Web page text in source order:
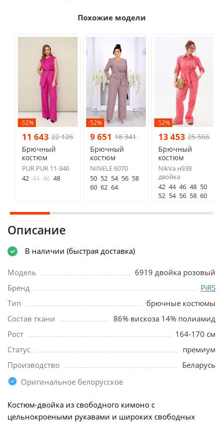
Похожие модели
-52%
11 643 22 126
Брючный
костюм
PUR PUR 11-346
42 44 46 48
-52%
9 651 18 341
Брючный
костюм
NINELE 6070
50 52 54 56 58
60 62 64
-52%
13 453 25 566
Брючный
костюм
NikVa н938
двойка
42 44 46 48 50
52 54 56 58 60
Описание
В наличии (быстрая доставка)
Модель
6919 двойка розовый
Бренд
PiRS
Тип
брючные костюмы
Состав ткани
86% вискоза 14% полиамид
Рост
164-170 см
Статус
премиум
Производство
Беларусь
Оригинальное белорусское
Костюм-двойка из свободного кимоно с
цельнокроеными рукавами и широких свободных